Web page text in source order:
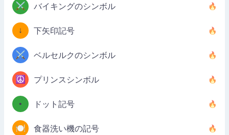
⚔️ バイキングのシンボル
↓ 下矢印記号
⚔️ ベルセルクのシンボル
☮️ プリンスシンボル
• ドット記号
🍽️ 食器洗い機の記号